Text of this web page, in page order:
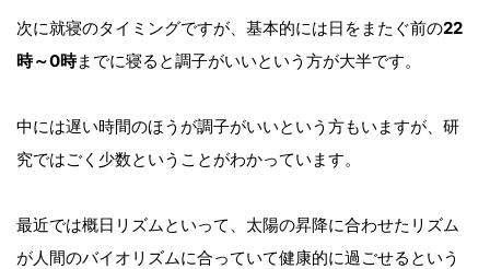
次に就寝のタイミングですが、基本的には日をまたぐ前の22
時～0時までに寝ると調子がいいという方が大半です。
中には遅い時間のほうが調子がいいという方もいますが、研
究ではごく少数ということがわかっています。
最近では概日リズムといって、太陽の昇降に合わせたリズム
が人間のバイオリズムに合っていて健康的に過ごせるという